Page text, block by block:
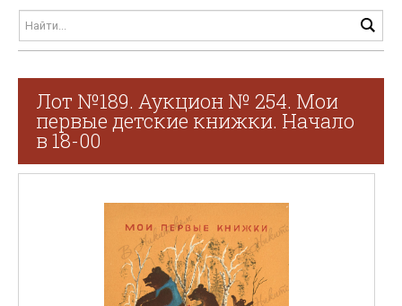
Лот №189. Аукцион № 254. Мои
первые детские книжки. Начало
в 18-00